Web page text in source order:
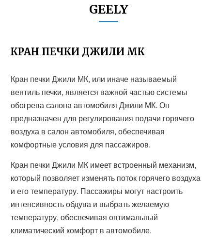
GEELY
КРАН ПЕЧКИ ДЖИЛИ МК
Кран печки Джили МК, или иначе называемый
вентиль печки, является важной частью системы
обогрева салона автомобиля Джили МК. Он
предназначен для регулирования подачи горячего
воздуха в салон автомобиля, обеспечивая
комфортные условия для пассажиров.
Кран печки Джили МК имеет встроенный механизм,
который позволяет изменять поток горячего воздуха
и его температуру. Пассажиры могут настроить
интенсивность обдува и выбрать желаемую
температуру, обеспечивая оптимальный
климатический комфорт в автомобиле.